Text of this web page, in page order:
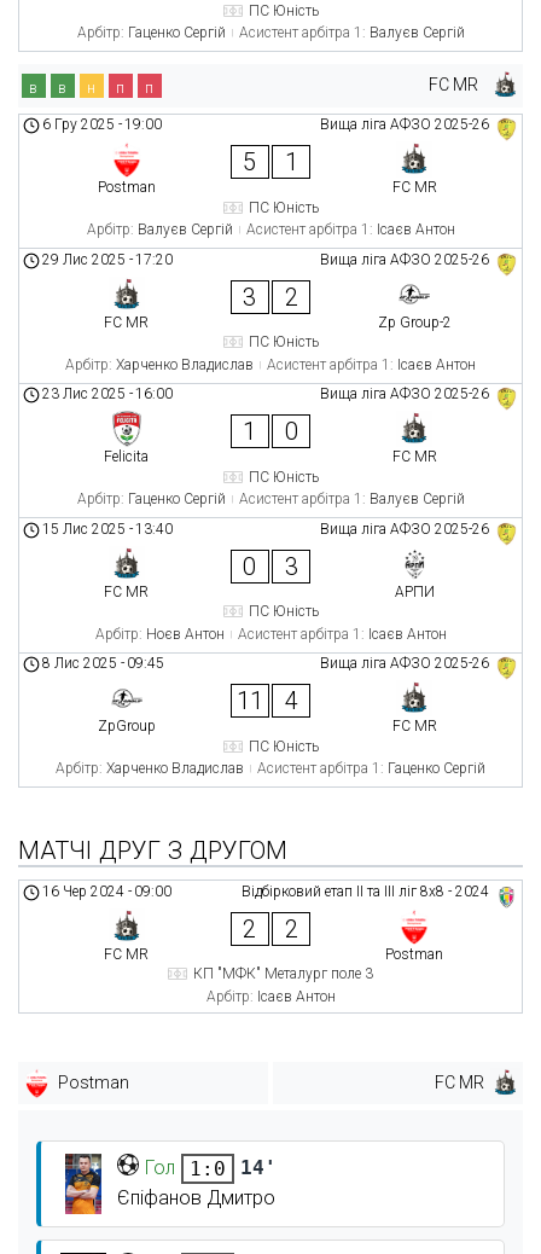
ПС Юність
Арбітр: Гаценко Сергій Асистент арбітра 1: Валуєв Сергій
FC MR
в в н п п
Вища ліга АФЗО 2025-26
6 Гру 2025 -19:00
Postman
5 1
FC MR
ПС Юність
Арбітр: Валуєв Сергій Асистент арбітра 1: Ісаєв Антон
Вища ліга АФЗО 2025-26
29 Лис 2025 -17:20
FC MR
3 2
Zp Group-2
ПС Юність
Арбітр: Харченко Владислав Асистент арбітра 1: Ісаєв Антон
Вища ліга АФЗО 2025-26
23 Лис 2025 -16:00
Felicita
1 0
FC MR
ПС Юність
Арбітр: Гаценко Сергій Асистент арбітра 1: Валуєв Сергій
Вища ліга АФЗО 2025-26
15 Лис 2025 -13:40
FC MR
0 3
АРПИ
ПС Юність
Арбітр: Ноєв Антон Асистент арбітра 1: Ісаєв Антон
Вища ліга АФЗО 2025-26
8 Лис 2025 - 09:45
ZpGroup
11 4
FC MR
ПС Юність
Арбітр: Харченко Владислав Асистент арбітра 1: Гаценко Сергій
МАТЧІ ДРУГ З ДРУГОМ
Відбірковий етап ІІ та ІІІ ліг 8x8 - 2024
16 Чер 2024 - 09:00
FC MR
2 2
Postman
КП "МФК" Металург поле 3
Арбітр: Ісаєв Антон
Postman FC MR
Гол 1:0
14'
Єпіфанов Дмитро